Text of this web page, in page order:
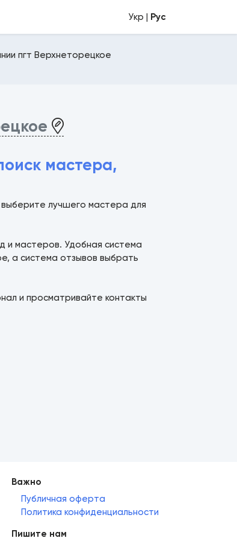
Укр | Рус
пгт Верхнеторецкое
мастера,
выберите лучшего мастера для
и мастеров. Удобная система
а система отзывов выбрать
и просматривайте контакты
Важно
Публичная оферта
Политика конфиденциальности
Пишите нам